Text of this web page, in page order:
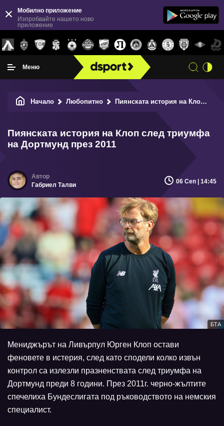
Мобилно приложение
Изпробвайте нашето ново
приложение
Меню
Начало Любопитно Пиянската история на Клоп след триумфа на Дортмунд през 2011
Пиянската история на Клоп след триумфа
на Дортмунд през 2011
Габриел Талви 06 Сеп | 14:45
БТА
Мениджърът на Ливърпул Юрген Клоп остави
феновете в истерия, след като сподели колко извън
контрол са излезли празненствата след триумфа на
Дортмунд преди 8 години. През 2011г. черно-жълтите
спечелиха Бундеслигата под ръководството на немския
специалист.